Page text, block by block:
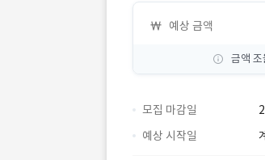
예상 금액
금액 조
모집 마감일
예상 시작일